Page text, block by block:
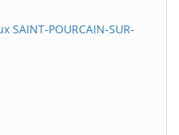
POURCAIN-SUR-